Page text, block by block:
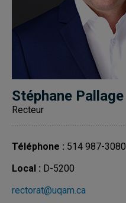
Stéphane Pallage
Recteur
Téléphone : 514 987-3080
Local : D-5200
rectorat@uqam.ca